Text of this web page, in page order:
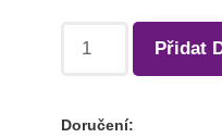
Přidat
Doručení: